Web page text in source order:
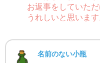
お返事をしていた
うれしいと思います
名前のない小瓶